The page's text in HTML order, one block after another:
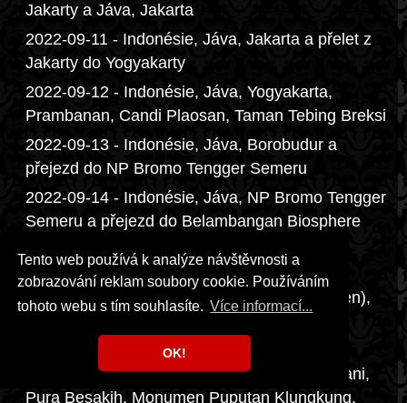
Tento web používá k analýze návštěvnosti a
zobrazování reklam soubory cookie. Používáním
tohoto webu s tím souhlasíte. Více informací...
OK!
Jakarty a Jáva, Jakarta
2022-09-11 - Indonésie, Jáva, Jakarta a přelet z
Jakarty do Yogyakarty
2022-09-12 - Indonésie, Jáva, Yogyakarta,
Prambanan, Candi Plaosan, Taman Tebing Breksi
2022-09-13 - Indonésie, Jáva, Borobudur a
přejezd do NP Bromo Tengger Semeru
2022-09-14 - Indonésie, Jáva, NP Bromo Tengger
Semeru a přejezd do Belambangan Biosphere
2022-09-15 - Indonésie, Jáva a Bali,
Belambangan Biosphere Reserve (Kawah Ijen),
2022-09-16 - Indonésie, Bali, Gunung Kawi
Sebatu, Gunung Kawi, Uma Ceking, Kintamani,
Pura Besakih, Monumen Puputan Klungkung,